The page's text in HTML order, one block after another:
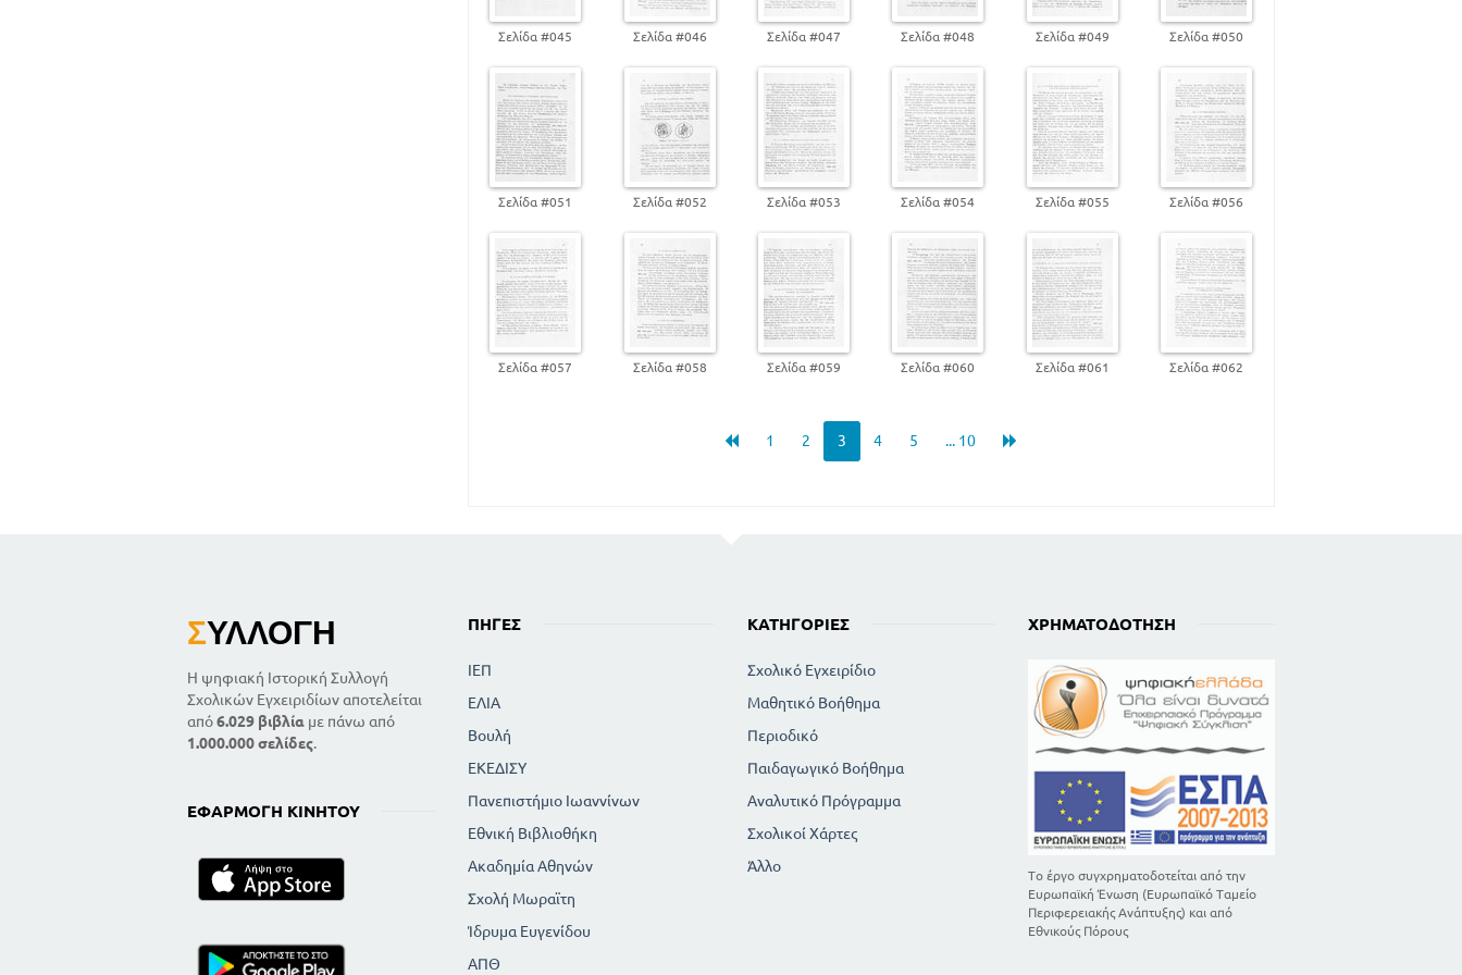
Σελίδα #045 Σελίδα #046 Σελίδα #047 Σελίδα #048 Σελίδα #049 Σελίδα #050
Σελίδα #051 Σελίδα #052 Σελίδα #053 Σελίδα #054 Σελίδα #055 Σελίδα #056
Σελίδα #057 Σελίδα #058 Σελίδα #059 Σελίδα #060 Σελίδα #061 Σελίδα #062
1 2 3 4 5 ... 10
ΣΥΛΛΟΓΉ
Η ψηφιακή Ιστορική Συλλογή
Σχολικών Εγχειριδίων αποτελείται
από6.029 βιβλία με πάνω από
1.000.000 σελίδες.
ΕΦΑΡΜΟΓΉ ΚΙΝΗΤΟΎ
ΠΗΓΈΣ
ΙΕΠ
ΕΛΙΑ
Βουλή
ΕΚΕΔΙΣΥ
Πανεπιστήμιο Ιωαννίνων
Εθνική Βιβλιοθήκη
Ακαδημία Αθηνών
Σχολή Μωραϊτη
Ίδρυμα Ευγενίδου
ΑΠΘ
ΚΑΤΗΓΟΡΊΕΣ
Σχολικό Εγχειρίδιο
Μαθητικό Βοήθημα
Περιοδικό
Παιδαγωγικό Βοήθημα
Αναλυτικό Πρόγραμμα
Σχολικοί Χάρτες
Άλλο
ΧΡΗΜΑΤΟΔΌΤΗΣΗ
Το έργο συγχρηματοδοτείται από την
Ευρωπαϊκή Ένωση (Ευρωπαϊκό Ταμείο
Περιφερειακής Ανάπτυξης) και από
Εθνικούς Πόρους